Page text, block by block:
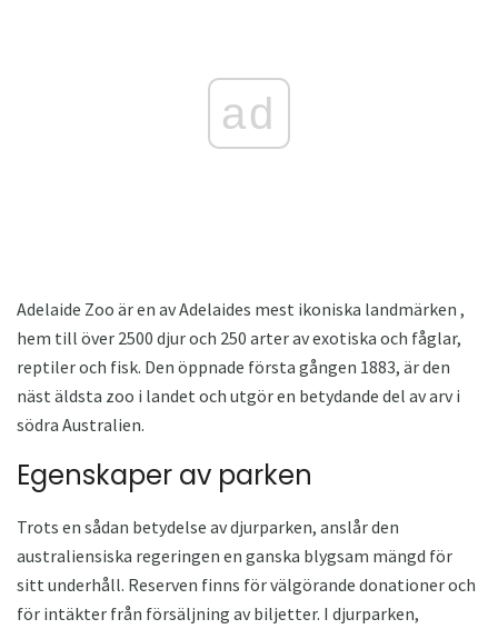
ad
Adelaide Zoo är en av Adelaides mest ikoniska landmärken ,
hem till över 2500 djur och 250 arter av exotiska och fåglar,
reptiler och fisk. Den öppnade första gången 1883, är den
näst äldsta zoo i landet och utgör en betydande del av arv i
södra Australien.
Egenskaper av parken
Trots en sådan betydelse av djurparken, anslår den
australiensiska regeringen en ganska blygsam mängd för
sitt underhåll. Reserven finns för välgörande donationer och
för intäkter från försäljning av biljetter. I djurparken,